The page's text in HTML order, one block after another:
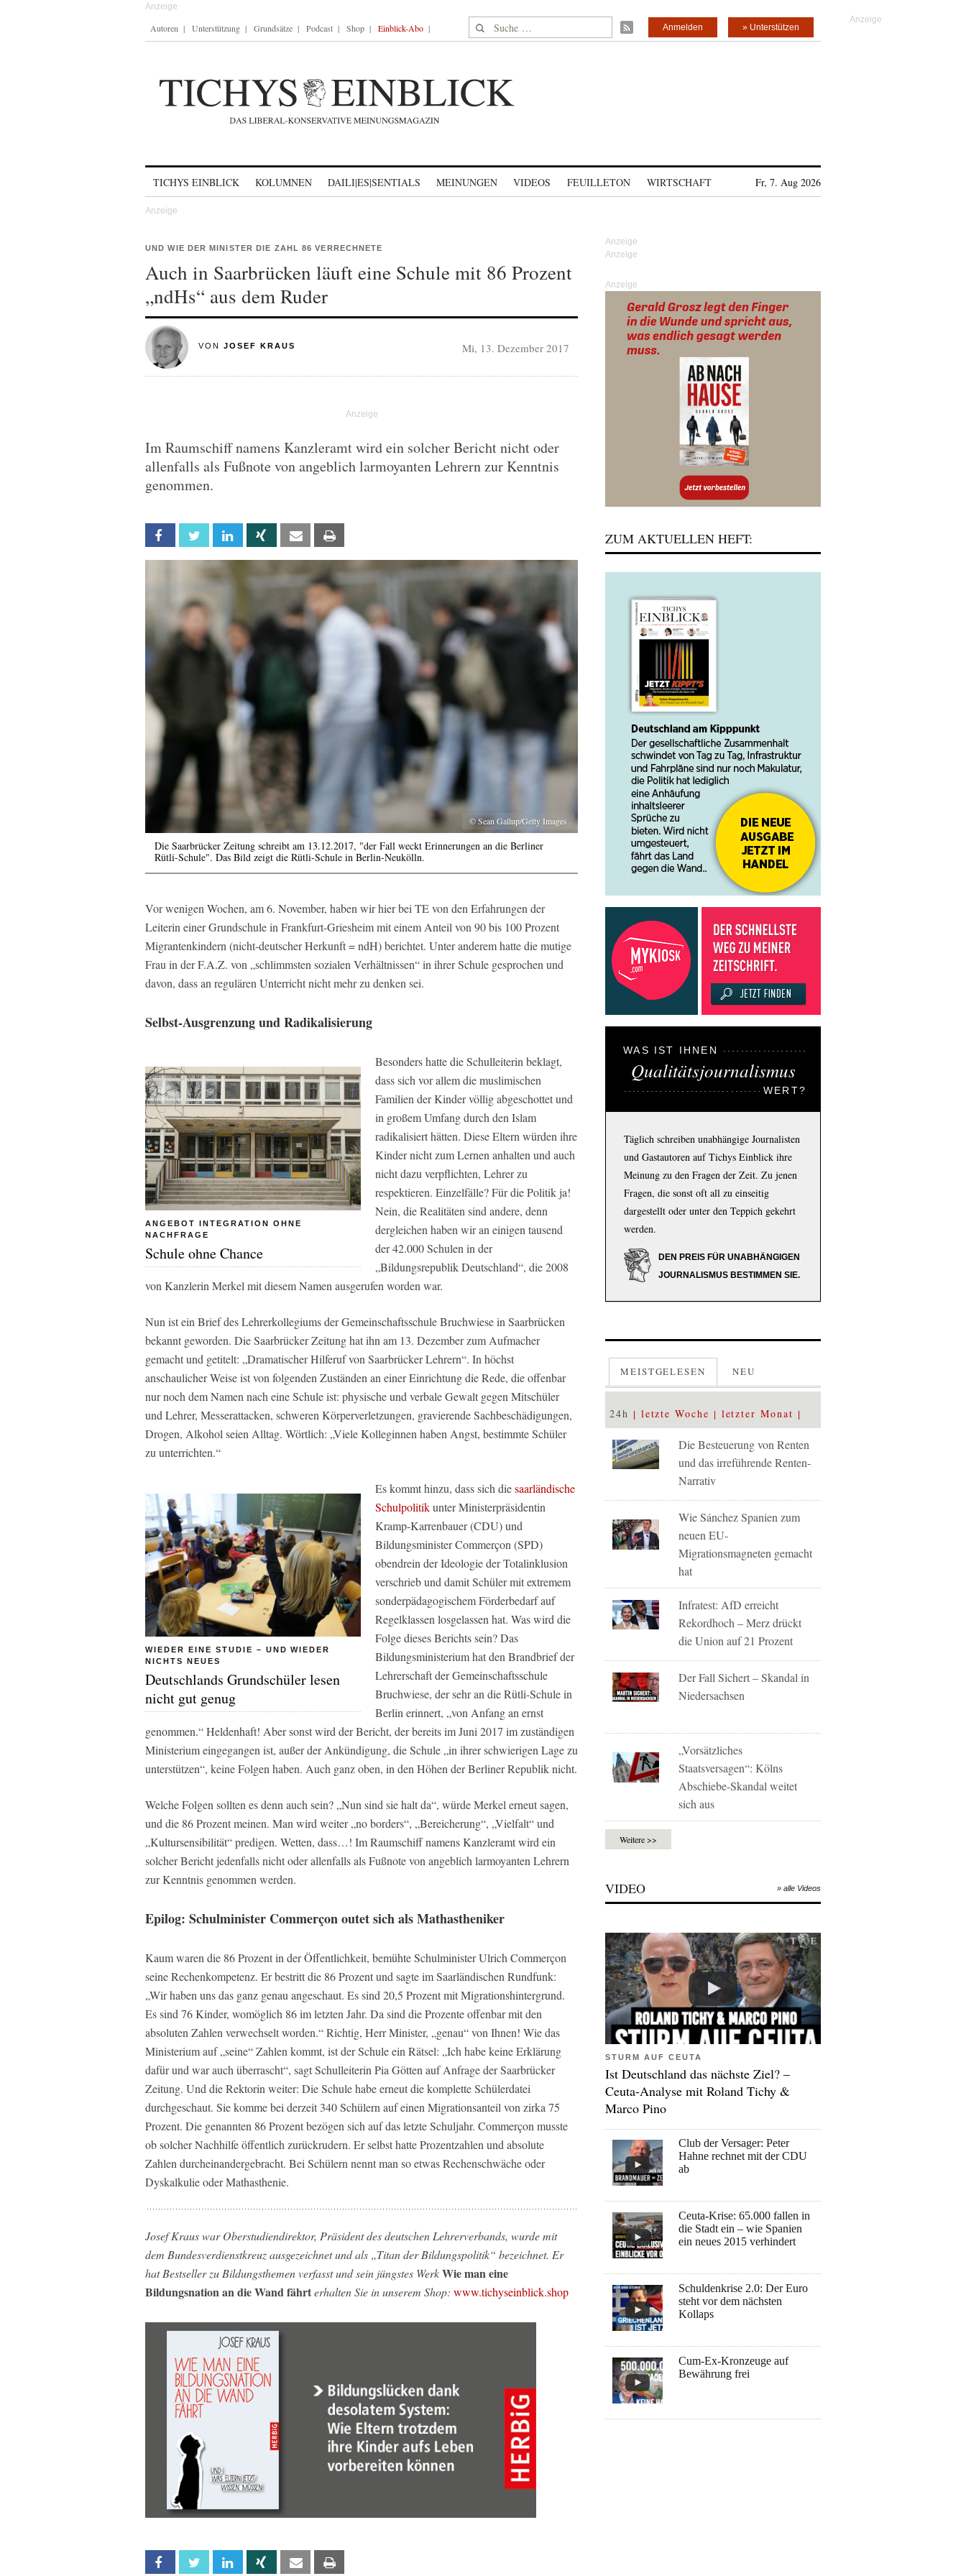
Autoren Unterstützung Grundsätze Podcast Shop Einblick-Abo Suche nach: » Unterstützen
Anmelden
TICHYS EINBLICK KOLUMNEN DAILI|ES|SENTIALS MEINUNGEN VIDEOS FEUILLETON WIRTSCHAFT Fr, 7. Aug 2026
UND WIE DER MINISTER DIE ZAHL 86 VERRECHNETE
Auch in Saarbrücken läuft eine Schule mit 86 Prozent
„ndHs“ aus dem Ruder
VON JOSEF KRAUS Mi, 13. Dezember 2017
Im Raumschiff namens Kanzleramt wird ein solcher Bericht nicht oder
allenfalls als Fußnote von angeblich larmoyanten Lehrern zur Kenntnis
genommen.
Facebook Twitter Linkedin Xing Email
© Sean Gallup/Getty Images
Die Saarbrücker Zeitung schreibt am 13.12.2017, "der Fall weckt Erinnerungen an die Berliner
Rütli-Schule". Das Bild zeigt die Rütli-Schule in Berlin-Neukölln.
Vor wenigen Wochen, am 6. November, haben wir hier bei TE von den Erfahrungen der
Leiterin einer Grundschule in Frankfurt-Griesheim mit einem Anteil von 90 bis 100 Prozent
Migrantenkindern (nicht-deutscher Herkunft = ndH) berichtet. Unter anderem hatte die mutige
Frau in der F.A.Z. von „schlimmsten sozialen Verhältnissen“ in ihrer Schule gesprochen und
davon, dass an regulären Unterricht nicht mehr zu denken sei.
Selbst-Ausgrenzung und Radikalisierung
ANGEBOT INTEGRATION OHNE
NACHFRAGE
Schule ohne Chance
Besonders hatte die Schulleiterin beklagt,
dass sich vor allem die muslimischen
Familien der Kinder völlig abgeschottet und
in großem Umfang durch den Islam
radikalisiert hätten. Diese Eltern würden ihre
Kinder nicht zum Lernen anhalten und auch
nicht dazu verpflichten, Lehrer zu
respektieren. Einzelfälle? Für die Politik ja!
Nein, die Realitäten sind andere, denn
dergleichen haben wir an einigen tausend
der 42.000 Schulen in der
„Bildungsrepublik Deutschland“, die 2008
von Kanzlerin Merkel mit diesem Namen ausgerufen worden war.
Nun ist ein Brief des Lehrerkollegiums der Gemeinschaftsschule Bruchwiese in Saarbrücken
bekannt geworden. Die Saarbrücker Zeitung hat ihn am 13. Dezember zum Aufmacher
gemacht und getitelt: „Dramatischer Hilferuf von Saarbrücker Lehrern“. In höchst
anschaulicher Weise ist von folgenden Zuständen an einer Einrichtung die Rede, die offenbar
nur noch dem Namen nach eine Schule ist: physische und verbale Gewalt gegen Mitschüler
und Lehrer, Messerattacken, schweren Körperverletzungen, gravierende Sachbeschädigungen,
Drogen, Alkohol seien Alltag. Wörtlich: „Viele Kolleginnen haben Angst, bestimmte Schüler
zu unterrichten.“
WIEDER EINE STUDIE – UND WIEDER
NICHTS NEUES
Deutschlands Grundschüler lesen
nicht gut genug
Es kommt hinzu, dass sich diesaarländische
Schulpolitikunter Ministerpräsidentin
Kramp-Karrenbauer (CDU) und
Bildungsminister Commerçon (SPD)
obendrein der Ideologie der Totalinklusion
verschrieb und damit Schüler mit extremem
sonderpädagogischem Förderbedarf auf
Regelklassen losgelassen hat. Was wird die
Folge dieses Berichts sein? Das
Bildungsministerium hat den Brandbrief der
Lehrerschaft der Gemeinschaftsschule
Bruchwiese, der sehr an die Rütli-Schule in
Berlin erinnert, „von Anfang an ernst
genommen.“ Heldenhaft! Aber sonst wird der Bericht, der bereits im Juni 2017 im zuständigen
Ministerium eingegangen ist, außer der Ankündigung, die Schule „in ihrer schwierigen Lage zu
unterstützen“, keine Folgen haben. Auch ganz oben, in den Höhen der Berliner Republik nicht.
Welche Folgen sollten es denn auch sein? „Nun sind sie halt da“, würde Merkel erneut sagen,
und die 86 Prozent meinen. Man wird weiter „no borders“, „Bereicherung“, „Vielfalt“ und
„Kultursensibilität“ predigen. Wetten, dass…! Im Raumschiff namens Kanzleramt wird ein
solcher Bericht jedenfalls nicht oder allenfalls als Fußnote von angeblich larmoyanten Lehrern
zur Kenntnis genommen werden.
Epilog: Schulminister Commerçon outet sich als Mathastheniker
Kaum waren die 86 Prozent in der Öffentlichkeit, bemühte Schulminister Ulrich Commerçon
seine Rechenkompetenz. Er bestritt die 86 Prozent und sagte im Saarländischen Rundfunk:
„Wir haben uns das ganz genau angeschaut. Es sind 20,5 Prozent mit Migrationshintergrund.
Es sind 76 Kinder, womöglich 86 im letzten Jahr. Da sind die Prozente offenbar mit den
absoluten Zahlen verwechselt worden.“ Richtig, Herr Minister, „genau“ von Ihnen! Wie das
Ministerium auf „seine“ Zahlen kommt, ist der Schule ein Rätsel: „Ich habe keine Erklärung
dafür und war auch überrascht“, sagt Schulleiterin Pia Götten auf Anfrage der Saarbrücker
Zeitung. Und die Rektorin weiter: Die Schule habe erneut die komplette Schülerdatei
durchgeschaut. Sie komme bei derzeit 340 Schülern auf einen Migrationsanteil von zirka 75
Prozent. Die genannten 86 Prozent bezögen sich auf das letzte Schuljahr. Commerçon musste
ob solcher Nachhilfe öffentlich zurückrudern. Er selbst hatte Prozentzahlen und absolute
Zahlen durcheinandergebracht. Bei Schülern nennt man so etwas Rechenschwäche oder
Dyskalkulie oder Mathasthenie.
Josef Kraus war Oberstudiendirektor, Präsident des deutschen Lehrerverbands, wurde mit
dem Bundesverdienstkreuz ausgezeichnet und als „Titan der Bildungspolitik“ bezeichnet. Er
hat Bestseller zu Bildungsthemen verfasst und sein jüngstes WerkWie man eine
Bildungsnation an die Wand fährterhalten Sie in unserem Shop: www.tichyseinblick.shop
Facebook Twitter Linkedin Xing Email
Anzeige
ZUM AKTUELLEN HEFT:
WAS IST IHNEN
Qualitätsjournalismus
WERT?
Täglich schreiben unabhängige Journalisten
und Gastautoren auf Tichys Einblick ihre
Meinung zu den Fragen der Zeit. Zu jenen
Fragen, die sonst oft all zu einseitig
dargestellt oder unter den Teppich gekehrt
werden.
DEN PREIS FÜR UNABHÄNGIGEN
JOURNALISMUS BESTIMMEN SIE.
MEISTGELESEN NEU
24h letzte Woche letzter Monat
Die Besteuerung von Renten
und das irreführende Renten-
Narrativ
Wie Sánchez Spanien zum
neuen EU-
Migrationsmagneten gemacht
hat
Infratest: AfD erreicht
Rekordhoch – Merz drückt
die Union auf 21 Prozent
Der Fall Sichert – Skandal in
Niedersachsen
„Vorsätzliches
Staatsversagen“: Kölns
Abschiebe-Skandal weitet
sich aus
Weitere >>
VIDEO » alle Videos
STURM AUF CEUTA
Ist Deutschland das nächste Ziel? –
Ceuta-Analyse mit Roland Tichy &
Marco Pino
Club der Versager: Peter
Hahne rechnet mit der CDU
ab
Ceuta-Krise: 65.000 fallen in
die Stadt ein – wie Spanien
ein neues 2015 verhindert
Schuldenkrise 2.0: Der Euro
steht vor dem nächsten
Kollaps
Cum-Ex-Kronzeuge auf
Bewährung frei